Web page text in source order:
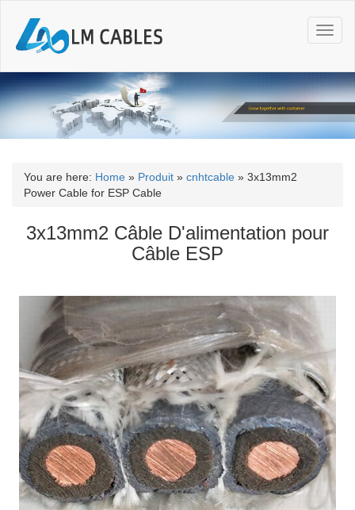
T
o
g
l
n
a
i
You are here: Home » Produit » cnhtcable » 3x13mm2
Power Cable for ESP Cable
3x13mm2 Câble D'alimentation pour
Câble ESP